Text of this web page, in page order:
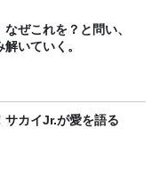
なぜこれを？と問い、
いていく。
サカイJr.が愛を語る